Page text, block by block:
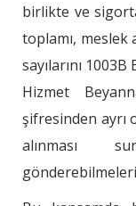
birlikte ve
toplamı, meslek
sayılarını
Hizmet
şifresinden ayrı
alınması